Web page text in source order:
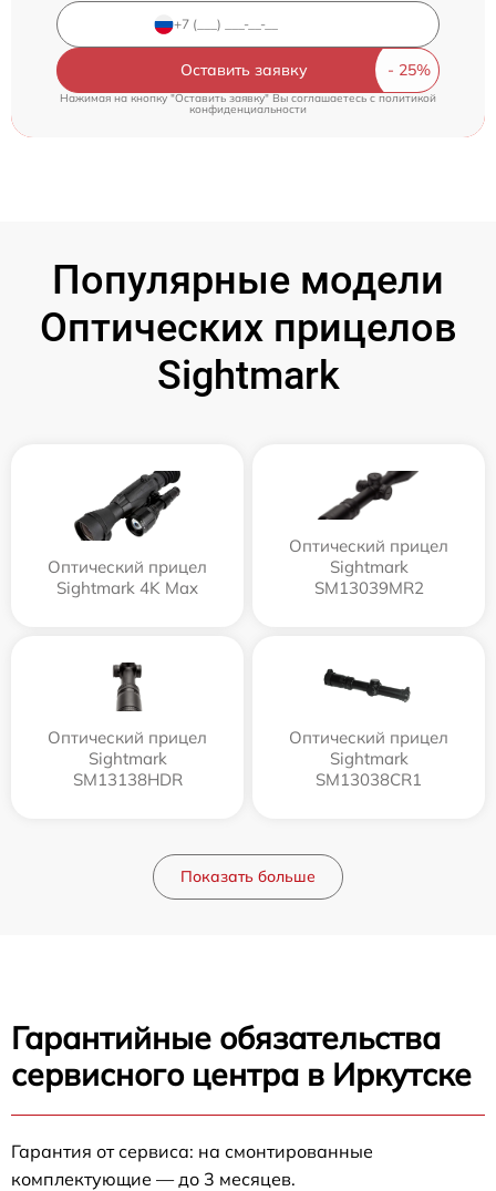
Оставить заявку
Нажимая на кнопку "Оставить заявку" Вы соглашаетесь cполитикой
конфиденциальности
Популярные модели
Оптических прицелов
Sightmark
Оптический прицел
Sightmark 4K Max
Оптический прицел
Sightmark
SM13039MR2
Оптический прицел
Sightmark
SM13138HDR
Оптический прицел
Sightmark
SM13038CR1
Показать больше
Гарантийные обязательства
сервисного центра в Иркутске
Гарантия от сервиса: на смонтированные
комплектующие — до 3 месяцев.